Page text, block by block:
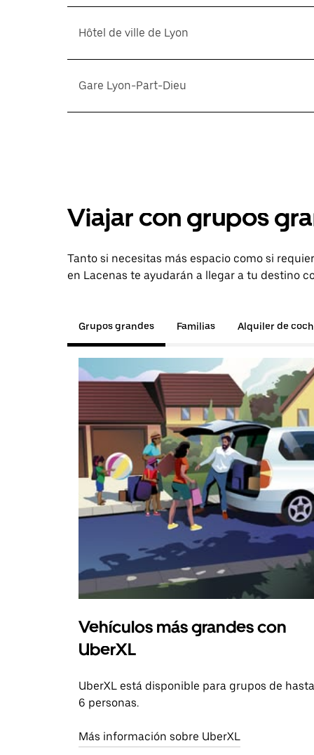
Hôtel de ville de Lyon
Gare Lyon-Part-Dieu
Viajar con grupos
Tanto si necesitas más espacio como si
en Lacenas te ayudarán a llegar a tu destino
Grupos grandes Familias Alquiler de
Vehículos más grandes con
UberXL
UberXL está disponible para grupos de hasta
6 personas.
Más información sobre UberXL